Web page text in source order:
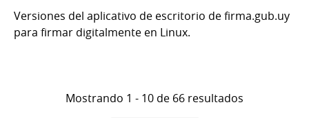
Versiones del aplicativo de escritorio de firma.gub.uy
para firmar digitalmente en Linux.
Mostrando 1 - 10 de 66 resultados